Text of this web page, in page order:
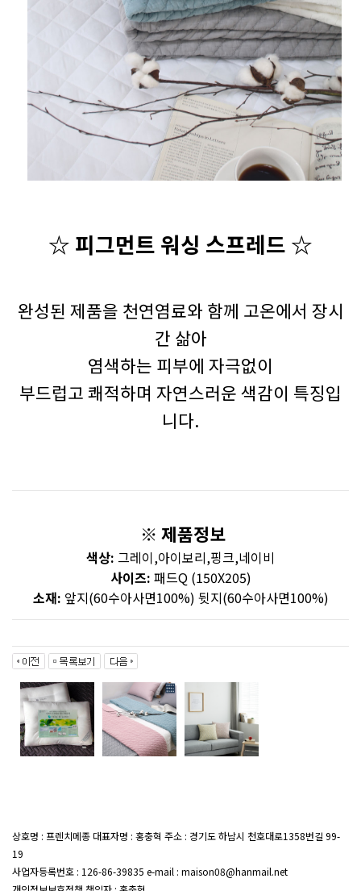
☆ 피그먼트 워싱 스프레드 ☆
완성된 제품을 천연염료와 함께 고온에서 장시
간 삶아
염색하는 피부에 자극없이
부드럽고 쾌적하며 자연스러운 색감이 특징입
니다.
※ 제품정보
색상: 그레이,아이보리,핑크,네이비
사이즈: 패드Q (150X205)
소재: 앞지(60수아사면100%) 뒷지(60수아사면100%)
상호명 : 프렌치메종 대표자명 : 홍충혁 주소 : 경기도 하남시 천호대로1358번길 99-
19
사업자등록번호 : 126-86-39835 e-mail : maison08@hanmail.net